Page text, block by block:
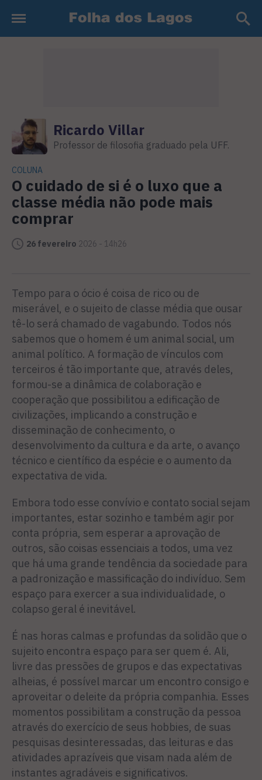
Ricardo Villar
Professor de filosofia graduado pela UFF.
COLUNA
O cuidado de si é o luxo que a
classe média não pode mais
comprar
26 fevereiro 2026 - 14h26
Tempo para o ócio é coisa de rico ou de
miserável, e o sujeito de classe média que ousar
tê-lo será chamado de vagabundo. Todos nós
sabemos que o homem é um animal social, um
animal político. A formação de vínculos com
terceiros é tão importante que, através deles,
formou-se a dinâmica de colaboração e
cooperação que possibilitou a edificação de
civilizações, implicando a construção e
disseminação de conhecimento, o
desenvolvimento da cultura e da arte, o avanço
técnico e científico da espécie e o aumento da
expectativa de vida.
Embora todo esse convívio e contato social sejam
importantes, estar sozinho e também agir por
conta própria, sem esperar a aprovação de
outros, são coisas essenciais a todos, uma vez
que há uma grande tendência da sociedade para
a padronização e massificação do indivíduo. Sem
espaço para exercer a sua individualidade, o
colapso geral é inevitável.
É nas horas calmas e profundas da solidão que o
sujeito encontra espaço para ser quem é. Ali,
livre das pressões de grupos e das expectativas
alheias, é possível marcar um encontro consigo e
aproveitar o deleite da própria companhia. Esses
momentos possibilitam a construção da pessoa
através do exercício de seus hobbies, de suas
pesquisas desinteressadas, das leituras e das
atividades aprazíveis que visam nada além de
instantes agradáveis e significativos.